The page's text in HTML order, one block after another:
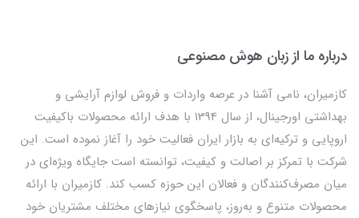
درباره ما از زبان هوش مصنوعی
کازمیران، نامی آشنا در عرصه واردات و فروش لوازم آرایشی و
بهداشتی اورجینال، از سال 1394 با هدف ارائه محصولات باکیفیت
اروپایی و ترکیه‌ای به بازار ایران فعالیت خود را آغاز نموده است. این
شرکت با تمرکز بر اصالت و کیفیت، توانسته است جایگاه ویژه‌ای در
میان مصرف‌کنندگان و فعالان این حوزه کسب کند. کازمیران با ارائه
محصولات متنوع و به‌روز، پاسخگوی نیازهای مختلف مشتریان خود